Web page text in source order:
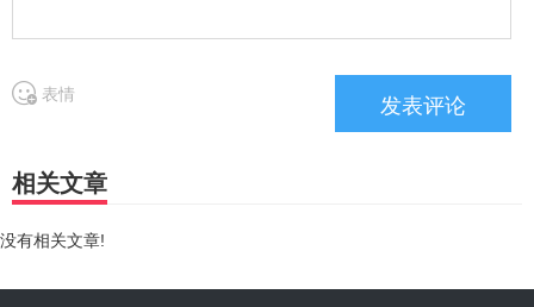
表情
相关文章
没有相关文章!